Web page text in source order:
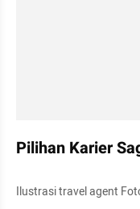
Pilihan Karier
Ilustrasi travel agent